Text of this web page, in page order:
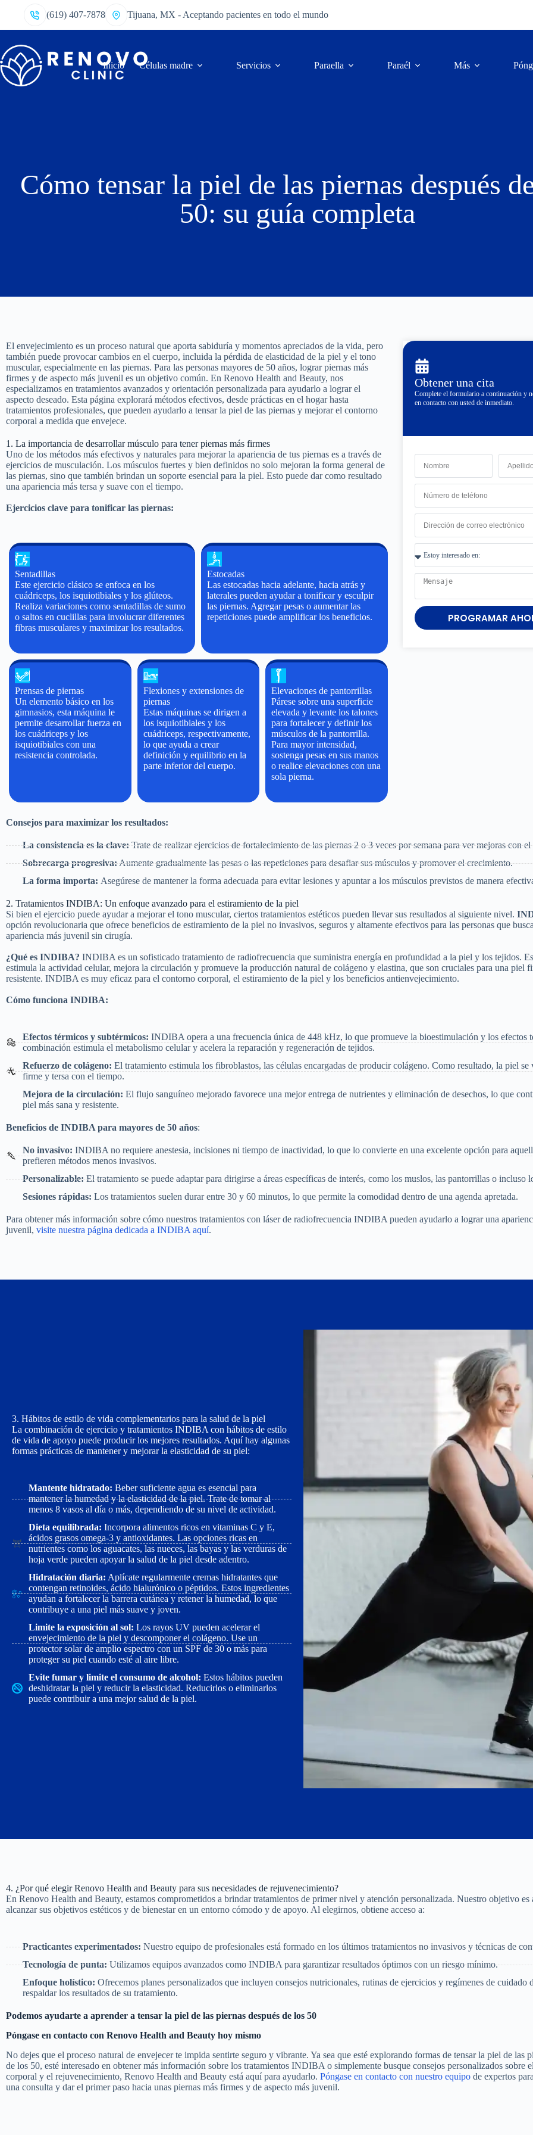
(619) 407-7878 Tijuana, MX - Aceptando pacientes en todo el mundo
Inicio Células madre Servicios Paraella Paraél Más
Cómo tensar la piel de las piernas después
50: su guía completa
El envejecimiento es un proceso natural que aporta sabiduría y momentos apreciados de la vida, pero
también puede provocar cambios en el cuerpo, incluida la pérdida de elasticidad de la piel y el tono
muscular, especialmente en las piernas. Para las personas mayores de 50 años, lograr piernas más
firmes y de aspecto más juvenil es un objetivo común. En Renovo Health and Beauty, nos
especializamos en tratamientos avanzados y orientación personalizada para ayudarlo a lograr el
aspecto deseado. Esta página explorará métodos efectivos, desde prácticas en el hogar hasta
tratamientos profesionales, que pueden ayudarlo a tensar la piel de las piernas y mejorar el contorno
corporal a medida que envejece.
1. La importancia de desarrollar músculo para tener piernas más firmes
Uno de los métodos más efectivos y naturales para mejorar la apariencia de tus piernas es a través de
ejercicios de musculación. Los músculos fuertes y bien definidos no solo mejoran la forma general de
las piernas, sino que también brindan un soporte esencial para la piel. Esto puede dar como resultado
una apariencia más tersa y suave con el tiempo.
Ejercicios clave para tonificar las piernas:
Sentadillas
Este ejercicio clásico se enfoca en los
cuádriceps, los isquiotibiales y los glúteos.
Realiza variaciones como sentadillas de sumo
o saltos en cuclillas para involucrar diferentes
fibras musculares y maximizar los resultados.
Estocadas
Las estocadas hacia adelante, hacia atrás y
laterales pueden ayudar a tonificar y esculpir
las piernas. Agregar pesas o aumentar las
repeticiones puede amplificar los beneficios.
Prensas de piernas
Un elemento básico en los
gimnasios, esta máquina le
permite desarrollar fuerza en
los cuádriceps y los
isquiotibiales con una
resistencia controlada.
Flexiones y extensiones de
piernas
Estas máquinas se dirigen a
los isquiotibiales y los
cuádriceps, respectivamente,
lo que ayuda a crear
definición y equilibrio en la
parte inferior del cuerpo.
Elevaciones de pantorrillas
Párese sobre una superficie
elevada y levante los talones
para fortalecer y definir los
músculos de la pantorrilla.
Para mayor intensidad,
sostenga pesas en sus manos
o realice elevaciones con una
sola pierna.
Obtener una cita
Complete el formulario a continuación y
en contacto con usted de inmediato.
PROGRAMAR
Consejos para maximizar los resultados:
La consistencia es la clave:Trate de realizar ejercicios de fortalecimiento de las piernas 2 o 3 veces por semana para ver mejoras con
Sobrecarga progresiva:Aumente gradualmente las pesas o las repeticiones para desafiar sus músculos y promover el crecimiento.
La forma importa: Asegúrese de mantener la forma adecuada para evitar lesiones y apuntar a los músculos previstos de manera
2. Tratamientos INDIBA: Un enfoque avanzado para el estiramiento de la piel
Si bien el ejercicio puede ayudar a mejorar el tono muscular, ciertos tratamientos estéticos pueden llevar sus resultados al siguiente nivel.
opción revolucionaria que ofrece beneficios de estiramiento de la piel no invasivos, seguros y altamente efectivos para las personas que
apariencia más juvenil sin cirugía.
¿Qué es INDIBA? INDIBA es un sofisticado tratamiento de radiofrecuencia que suministra energía en profundidad a la piel y los tejidos.
estimula la actividad celular, mejora la circulación y promueve la producción natural de colágeno y elastina, que son cruciales para una piel
resistente. INDIBA es muy eficaz para el contorno corporal, el estiramiento de la piel y los beneficios antienvejecimiento.
Cómo funciona INDIBA:
Efectos térmicos y subtérmicos: INDIBA opera a una frecuencia única de 448 kHz, lo que promueve la bioestimulación y los efectos
combinación estimula el metabolismo celular y acelera la reparación y regeneración de tejidos.
Refuerzo de colágeno: El tratamiento estimula los fibroblastos, las células encargadas de producir colágeno. Como resultado, la piel se
firme y tersa con el tiempo.
Mejora de la circulación: El flujo sanguíneo mejorado favorece una mejor entrega de nutrientes y eliminación de desechos, lo que
piel más sana y resistente.
Beneficios de INDIBA para mayores de 50 años:
No invasivo: INDIBA no requiere anestesia, incisiones ni tiempo de inactividad, lo que lo convierte en una excelente opción para
prefieren métodos menos invasivos.
Personalizable:El tratamiento se puede adaptar para dirigirse a áreas específicas de interés, como los muslos, las pantorrillas o incluso
Sesiones rápidas: Los tratamientos suelen durar entre 30 y 60 minutos, lo que permite la comodidad dentro de una agenda apretada.
Para obtener más información sobre cómo nuestros tratamientos con láser de radiofrecuencia INDIBA pueden ayudarlo a lograr una
juvenil, visite nuestra página dedicada a INDIBA aquí.
3. Hábitos de estilo de vida complementarios para la salud de la piel
La combinación de ejercicio y tratamientos INDIBA con hábitos de estilo
de vida de apoyo puede producir los mejores resultados. Aquí hay algunas
formas prácticas de mantener y mejorar la elasticidad de su piel:
Mantente hidratado: Beber suficiente agua es esencial para
mantener la humedad y la elasticidad de la piel. Trate de tomar al
menos 8 vasos al día o más, dependiendo de su nivel de actividad.
Dieta equilibrada: Incorpora alimentos ricos en vitaminas C y E,
ácidos grasos omega-3 y antioxidantes. Las opciones ricas en
nutrientes como los aguacates, las nueces, las bayas y las verduras de
hoja verde pueden apoyar la salud de la piel desde adentro.
Hidratación diaria: Aplícate regularmente cremas hidratantes que
contengan retinoides, ácido hialurónico o péptidos. Estos ingredientes
ayudan a fortalecer la barrera cutánea y retener la humedad, lo que
contribuye a una piel más suave y joven.
Limite la exposición al sol: Los rayos UV pueden acelerar el
envejecimiento de la piel y descomponer el colágeno. Use un
protector solar de amplio espectro con un SPF de 30 o más para
proteger su piel cuando esté al aire libre.
Evite fumar y limite el consumo de alcohol: Estos hábitos pueden
deshidratar la piel y reducir la elasticidad. Reducirlos o eliminarlos
puede contribuir a una mejor salud de la piel.
4. ¿Por qué elegir Renovo Health and Beauty para sus necesidades de rejuvenecimiento?
En Renovo Health and Beauty, estamos comprometidos a brindar tratamientos de primer nivel y atención personalizada. Nuestro objetivo es
alcanzar sus objetivos estéticos y de bienestar en un entorno cómodo y de apoyo. Al elegirnos, obtiene acceso a:
Practicantes experimentados:Nuestro equipo de profesionales está formado en los últimos tratamientos no invasivos y técnicas de
Tecnología de punta:Utilizamos equipos avanzados como INDIBA para garantizar resultados óptimos con un riesgo mínimo.
Enfoque holístico: Ofrecemos planes personalizados que incluyen consejos nutricionales, rutinas de ejercicios y regímenes de cuidado
respaldar los resultados de su tratamiento.
Podemos ayudarte a aprender a tensar la piel de las piernas después de los 50
Póngase en contacto con Renovo Health and Beauty hoy mismo
No dejes que el proceso natural de envejecer te impida sentirte seguro y vibrante. Ya sea que esté explorando formas de tensar la piel de las
de los 50, esté interesado en obtener más información sobre los tratamientos INDIBA o simplemente busque consejos personalizados sobre
corporal y el rejuvenecimiento, Renovo Health and Beauty está aquí para ayudarlo. Póngase en contacto con nuestro equipo de expertos
una consulta y dar el primer paso hacia unas piernas más firmes y de aspecto más juvenil.